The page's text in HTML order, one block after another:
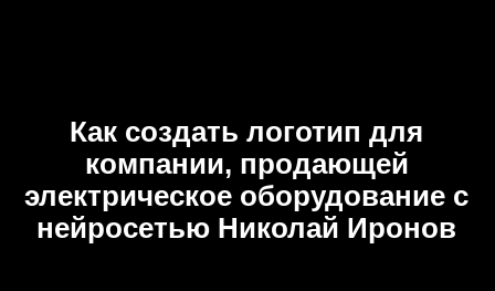
Как создать логотип для
компании, продающей
электрическое оборудование с
нейросетью Николай Иронов